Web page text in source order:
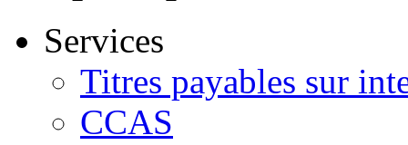
Services
Titres payables sur
CCAS